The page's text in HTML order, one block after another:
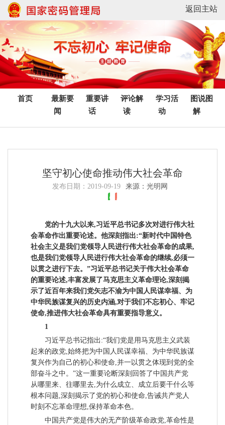
返回主站
首页
最新要
闻
重要讲
话
评论解
读
学习活
动
图说图
解
坚守初心使命推动伟大社会革命
发布日期： 2019-09-19 来源：光明网
党的十九大以来,习近平总书记多次对进行伟大社
会革命作出重要论述。他深刻指出:“新时代中国特色
社会主义是我们党领导人民进行伟大社会革命的成果,
也是我们党领导人民进行伟大社会革命的继续,必须一
以贯之进行下去。”习近平总书记关于伟大社会革命
的重要论述,丰富发展了马克思主义革命理论,深刻揭
示了近百年来我们党矢志不渝为中国人民谋幸福、为
中华民族谋复兴的历史内涵,对于我们不忘初心、牢记
使命,推进伟大社会革命具有重要指导意义。
1
习近平总书记指出:“我们党是用马克思主义武装
起来的政党,始终把为中国人民谋幸福、为中华民族谋
复兴作为自己的初心和使命,并一以贯之体现到党的全
部奋斗之中。”这一重要论断深刻回答了中国共产党
从哪里来、往哪里去,为什么成立、成立后要干什么等
根本问题,深刻揭示了党的初心和使命,告诫共产党人
时刻不忘革命理想,保持革命本色。
中国共产党是伟大的无产阶级革命政党,革命性是